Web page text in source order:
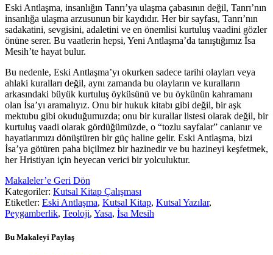
Eski Antlaşma, insanlığın Tanrı’ya ulaşma çabasının değil, Tanrı’nın
insanlığa ulaşma arzusunun bir kaydıdır. Her bir sayfası, Tanrı’nın
sadakatini, sevgisini, adaletini ve en önemlisi kurtuluş vaadini gözler
önüne serer. Bu vaatlerin hepsi, Yeni Antlaşma’da tanıştığımız İsa
Mesih’te hayat bulur.
Bu nedenle, Eski Antlaşma’yı okurken sadece tarihi olayları veya
ahlaki kuralları değil, aynı zamanda bu olayların ve kuralların
arkasındaki büyük kurtuluş öyküsünü ve bu öykünün kahramanı
olan İsa’yı aramalıyız. Onu bir hukuk kitabı gibi değil, bir aşk
mektubu gibi okuduğumuzda; onu bir kurallar listesi olarak değil, bir
kurtuluş vaadi olarak gördüğümüzde, o “tozlu sayfalar” canlanır ve
hayatlarımızı dönüştüren bir güç haline gelir. Eski Antlaşma, bizi
İsa’ya götüren paha biçilmez bir hazinedir ve bu hazineyi keşfetmek,
her Hristiyan için heyecan verici bir yolculuktur.
Makaleler’e Geri Dön
Kategoriler: Kutsal Kitap Çalışması
Etiketler: Eski Antlaşma, Kutsal Kitap, Kutsal Yazılar,
Peygamberlik, Teoloji, Yasa, İsa Mesih
Bu Makaleyi Paylaş